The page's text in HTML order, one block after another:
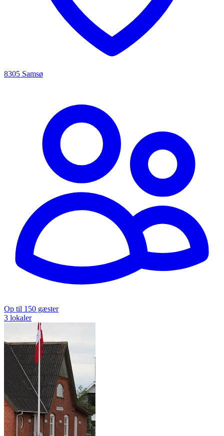
8305 Samsø
Op til 150 gæster
3 lokaler